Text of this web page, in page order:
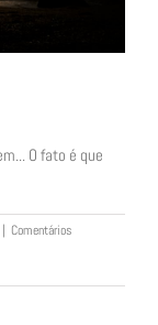
O fato é que
| Comentários